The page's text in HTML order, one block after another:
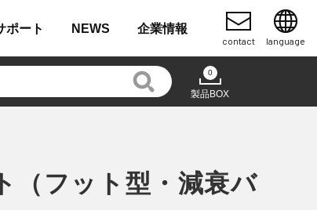
ポート NEWS 企業情報
contact language
0
製品BOX
（フット型・減衰バ